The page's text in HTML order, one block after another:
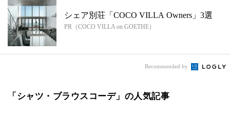
シェア別荘「COCO VILLA Owners」3選
PR（COCO VILLA on GOETHE）
Recommended by
「シャツ・ブラウスコーデ」の人気記事